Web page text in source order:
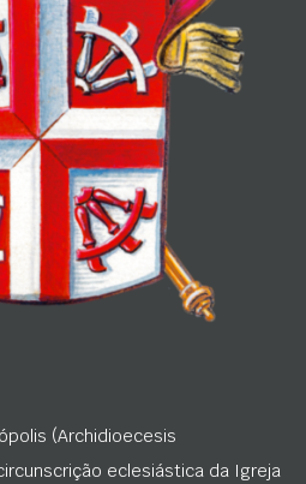
(Archidioecesis
eclesiástica da Igreja